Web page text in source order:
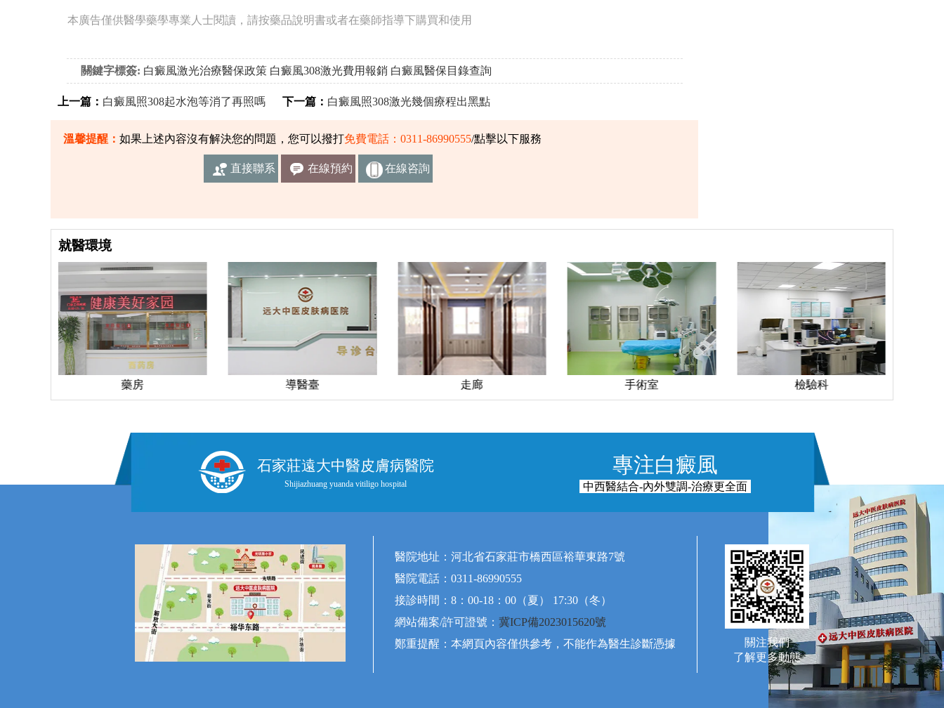
本廣告僅供醫學藥學專業人士閱讀，請按藥品說明書或者在藥師指導下購買和使用
關鍵字標簽: 白癜風激光治療醫保政策 白癜風308激光費用報銷 白癜風醫保目錄查詢
上一篇： 白癜風照308起水泡等消了再照嗎 下一篇： 白癜風照308激光幾個療程出黑點
溫馨提醒：如果上述內容沒有解決您的問題，您可以撥打免費電話：0311-86990555/點擊以下服務
直接聯系 在線預約 在線咨詢
就醫環境
藥房 導醫臺 走廊 手術室 檢驗科
石家莊遠大中醫皮膚病醫院
Shijiazhuang yuanda vitiligo hospital
專注白癜風
中西醫結合-內外雙調-治療更全面
醫院地址：河北省石家莊市橋西區裕華東路7號
醫院電話：0311-86990555
接診時間：8：00-18：00（夏） 17:30（冬）
網站備案/許可證號： 冀ICP備2023015620號
鄭重提醒：本網頁內容僅供參考，不能作為醫生診斷憑據
關注我們
了解更多動態